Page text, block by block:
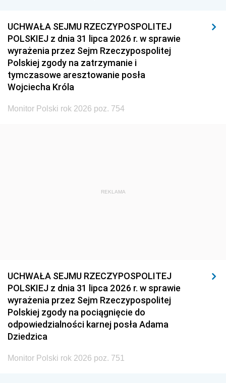
UCHWAŁA SEJMU RZECZYPOSPOLITEJ
POLSKIEJ z dnia 31 lipca 2026 r. w sprawie
wyrażenia przez Sejm Rzeczypospolitej
Polskiej zgody na zatrzymanie i
tymczasowe aresztowanie posła
Wojciecha Króla
Monitor Polski rok 2026 poz. 754
REKLAMA
UCHWAŁA SEJMU RZECZYPOSPOLITEJ
POLSKIEJ z dnia 31 lipca 2026 r. w sprawie
wyrażenia przez Sejm Rzeczypospolitej
Polskiej zgody na pociągnięcie do
odpowiedzialności karnej posła Adama
Dziedzica
Monitor Polski rok 2026 poz. 751